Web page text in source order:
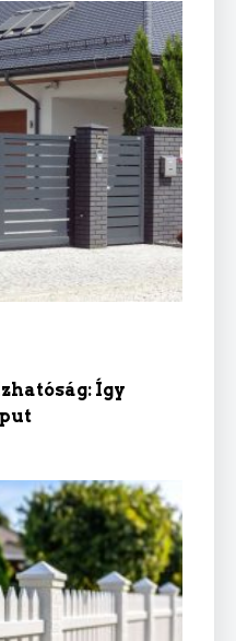
Így